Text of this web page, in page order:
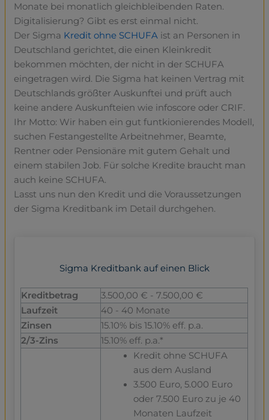
Monate bei monatlich gleichbleibenden Raten.
Digitalisierung? Gibt es erst einmal nicht.
Der Sigma Kredit ohne SCHUFA ist an Personen in
Deutschland gerichtet, die einen Kleinkredit
bekommen möchten, der nicht in der SCHUFA
eingetragen wird. Die Sigma hat keinen Vertrag mit
Deutschlands größter Auskunftei und prüft auch
keine andere Auskunfteien wie infoscore oder CRIF.
Ihr Motto: Wir haben ein gut funtkionierendes Modell,
suchen Festangestellte Arbeitnehmer, Beamte,
Rentner oder Pensionäre mit gutem Gehalt und
einem stabilen Job. Für solche Kredite braucht man
auch keine SCHUFA.
Lasst uns nun den Kredit und die Voraussetzungen
der Sigma Kreditbank im Detail durchgehen.
Sigma Kreditbank auf einen Blick
Kreditbetrag
3.500,00 € - 7.500,00 €
Laufzeit
40 - 40 Monate
Zinsen
15.10% bis 15.10% eff. p.a.
2/3-Zins
15.10% eff. p.a.*
Kredit ohne SCHUFA
aus dem Ausland
3.500 Euro, 5.000 Euro
oder 7.500 Euro zu je 40
Monaten Laufzeit